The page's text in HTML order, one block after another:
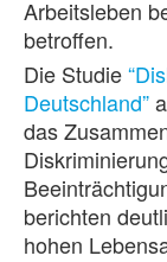
Arbeitsleben
betroffen.
Die Studie
Deutschland”
das
berichten
hohen